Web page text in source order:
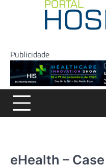
Publicidade
eHealth –